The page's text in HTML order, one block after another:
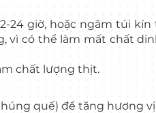
giờ, hoặc ngâm túi kín
vì có thể làm mất chất
chất lượng thịt.
quế) để tăng hương